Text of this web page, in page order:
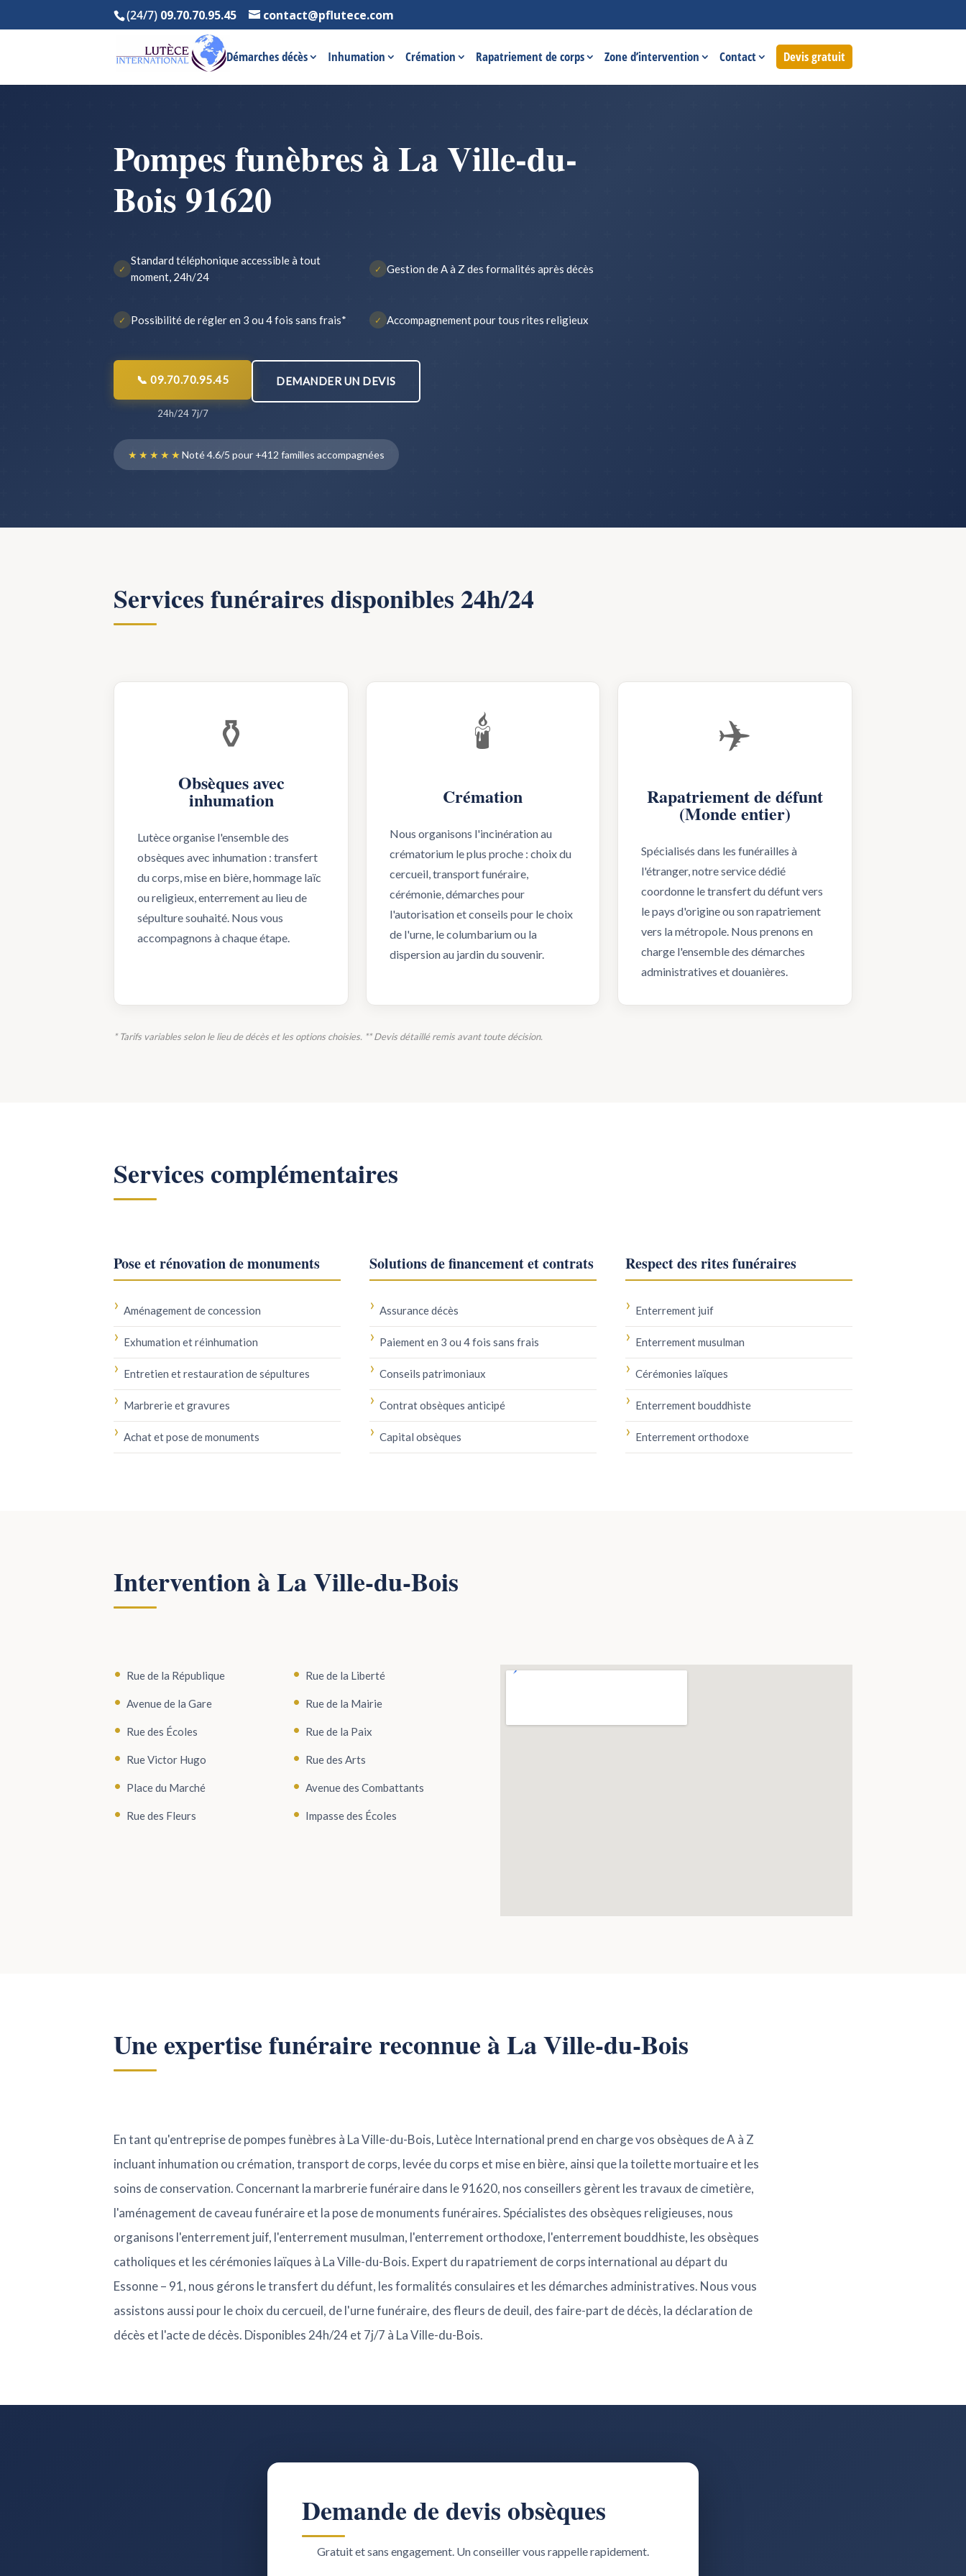
(24/7) 09.70.70.95.45 contact@pflutece.com
Démarches décès Inhumation Crémation Rapatriement de corps Zone d’intervention Contact Devis gratuit
Pompes funèbres à La Ville-du-
Bois 91620
✓
Standard téléphonique accessible à tout
moment, 24h/24
✓ Gestion de A à Z des formalités après décès
✓ Possibilité de régler en 3 ou 4 fois sans frais* ✓ Accompagnement pour tous rites religieux
📞 09.70.70.95.45
24h/24 7j/7
DEMANDER UN DEVIS
★★★★★Noté 4.6/5 pour +412 familles accompagnées
Services funéraires disponibles 24h/24
⚱️
Obsèques avec
inhumation
Lutèce organise l'ensemble des
obsèques avec inhumation : transfert
du corps, mise en bière, hommage laïc
ou religieux, enterrement au lieu de
sépulture souhaité. Nous vous
accompagnons à chaque étape.
🕯️
Crémation
Nous organisons l'incinération au
crématorium le plus proche : choix du
cercueil, transport funéraire,
cérémonie, démarches pour
l'autorisation et conseils pour le choix
de l'urne, le columbarium ou la
dispersion au jardin du souvenir.
✈️
Rapatriement de défunt
(Monde entier)
Spécialisés dans les funérailles à
l'étranger, notre service dédié
coordonne le transfert du défunt vers
le pays d'origine ou son rapatriement
vers la métropole. Nous prenons en
charge l'ensemble des démarches
administratives et douanières.
* Tarifs variables selon le lieu de décès et les options choisies. ** Devis détaillé remis avant toute décision.
Services complémentaires
Pose et rénovation de monuments
Aménagement de concession
Exhumation et réinhumation
Entretien et restauration de sépultures
Marbrerie et gravures
Achat et pose de monuments
Solutions de financement et contrats
Assurance décès
Paiement en 3 ou 4 fois sans frais
Conseils patrimoniaux
Contrat obsèques anticipé
Capital obsèques
Respect des rites funéraires
Enterrement juif
Enterrement musulman
Cérémonies laïques
Enterrement bouddhiste
Enterrement orthodoxe
Intervention à La Ville-du-Bois
Rue de la République Rue de la Liberté
Avenue de la Gare Rue de la Mairie
Rue des Écoles Rue de la Paix
Rue Victor Hugo Rue des Arts
Place du Marché Avenue des Combattants
Rue des Fleurs Impasse des Écoles
Une expertise funéraire reconnue à La Ville-du-Bois
En tant qu'entreprise de pompes funèbres à La Ville-du-Bois, Lutèce International prend en charge vos obsèques de A à Z
incluant inhumation ou crémation, transport de corps, levée du corps et mise en bière, ainsi que la toilette mortuaire et les
soins de conservation. Concernant la marbrerie funéraire dans le 91620, nos conseillers gèrent les travaux de cimetière,
l'aménagement de caveau funéraire et la pose de monuments funéraires. Spécialistes des obsèques religieuses, nous
organisons l'enterrement juif, l'enterrement musulman, l'enterrement orthodoxe, l'enterrement bouddhiste, les obsèques
catholiques et les cérémonies laïques à La Ville-du-Bois. Expert du rapatriement de corps international au départ du
Essonne – 91, nous gérons le transfert du défunt, les formalités consulaires et les démarches administratives. Nous vous
assistons aussi pour le choix du cercueil, de l'urne funéraire, des fleurs de deuil, des faire-part de décès, la déclaration de
décès et l'acte de décès. Disponibles 24h/24 et 7j/7 à La Ville-du-Bois.
Demande de devis obsèques
Gratuit et sans engagement. Un conseiller vous rappelle rapidement.